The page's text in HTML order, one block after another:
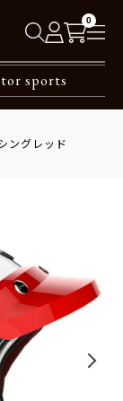
0
sports
ングレッド